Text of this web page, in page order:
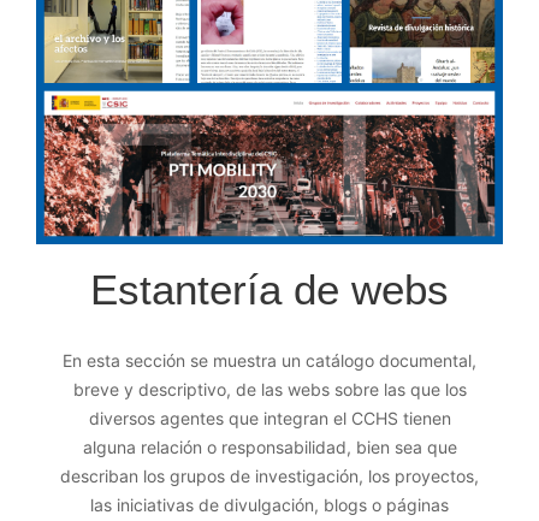
Estantería de webs
En esta sección se muestra un catálogo documental,
breve y descriptivo, de las webs sobre las que los
diversos agentes que integran el CCHS tienen
alguna relación o responsabilidad, bien sea que
describan los grupos de investigación, los proyectos,
las iniciativas de divulgación, blogs o páginas